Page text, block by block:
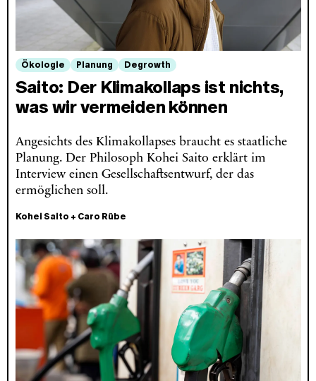
Ökologie Planung Degrowth
Saito: Der Klimakollaps ist nichts,
was wir vermeiden können
Angesichts des Klimakollapses braucht es staatliche
Planung. Der Philosoph Kohei Saito erklärt im
Interview einen Gesellschaftsentwurf, der das
ermöglichen soll.
Kohei Saito + Caro Rübe